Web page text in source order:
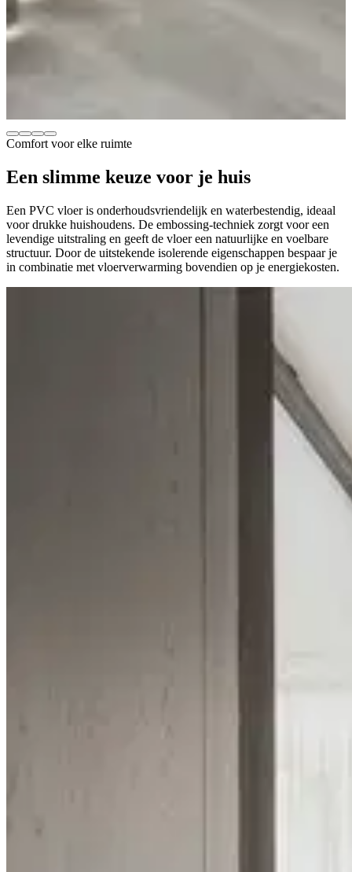
Comfort voor elke ruimte
Een slimme keuze voor je huis
Een PVC vloer is onderhoudsvriendelijk en waterbestendig, ideaal
voor drukke huishoudens. De embossing-techniek zorgt voor een
levendige uitstraling en geeft de vloer een natuurlijke en voelbare
structuur. Door de uitstekende isolerende eigenschappen bespaar je
in combinatie met vloerverwarming bovendien op je energiekosten.